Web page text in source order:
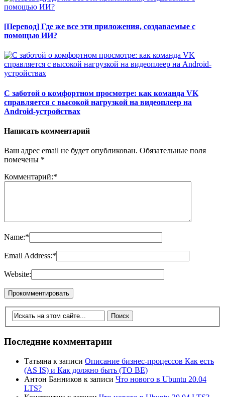
[Перевод] Где же все эти приложения, создаваемые с
помощью ИИ?
С заботой о комфортном просмотре: как команда VK
справляется с высокой нагрузкой на видеоплеер на
Android-устройствах
Написать комментарий
Ваш адрес email не будет опубликован. Обязательные поля
помечены *
Комментарий:*
Name:*
Email Address:*
Website:
Последние комментарии
Татьяна к записи Описание бизнес-процессов Как есть
(AS IS) и Как должно быть (TO BE)
Антон Банников к записи Что нового в Ubuntu 20.04
LTS?